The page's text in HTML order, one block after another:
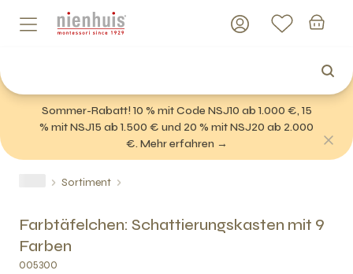
Sommer-Rabatt! 10 % mit Code NSJ10 ab 1.000 €, 15
% mit NSJ15 ab 1.500 € und 20 % mit NSJ20 ab 2.000
€. Mehr erfahren →
Sortiment
Farbtäfelchen: Schattierungskasten mit 9
Farben
005300